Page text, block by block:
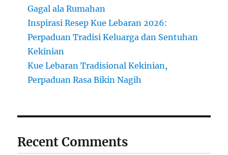
Gagal ala Rumahan
Inspirasi Resep Kue Lebaran 2026:
Perpaduan Tradisi Keluarga dan Sentuhan
Kekinian
Kue Lebaran Tradisional Kekinian,
Perpaduan Rasa Bikin Nagih
Recent Comments